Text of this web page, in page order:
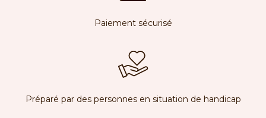
Paiement sécurisé
Préparé par des personnes en situation de handicap